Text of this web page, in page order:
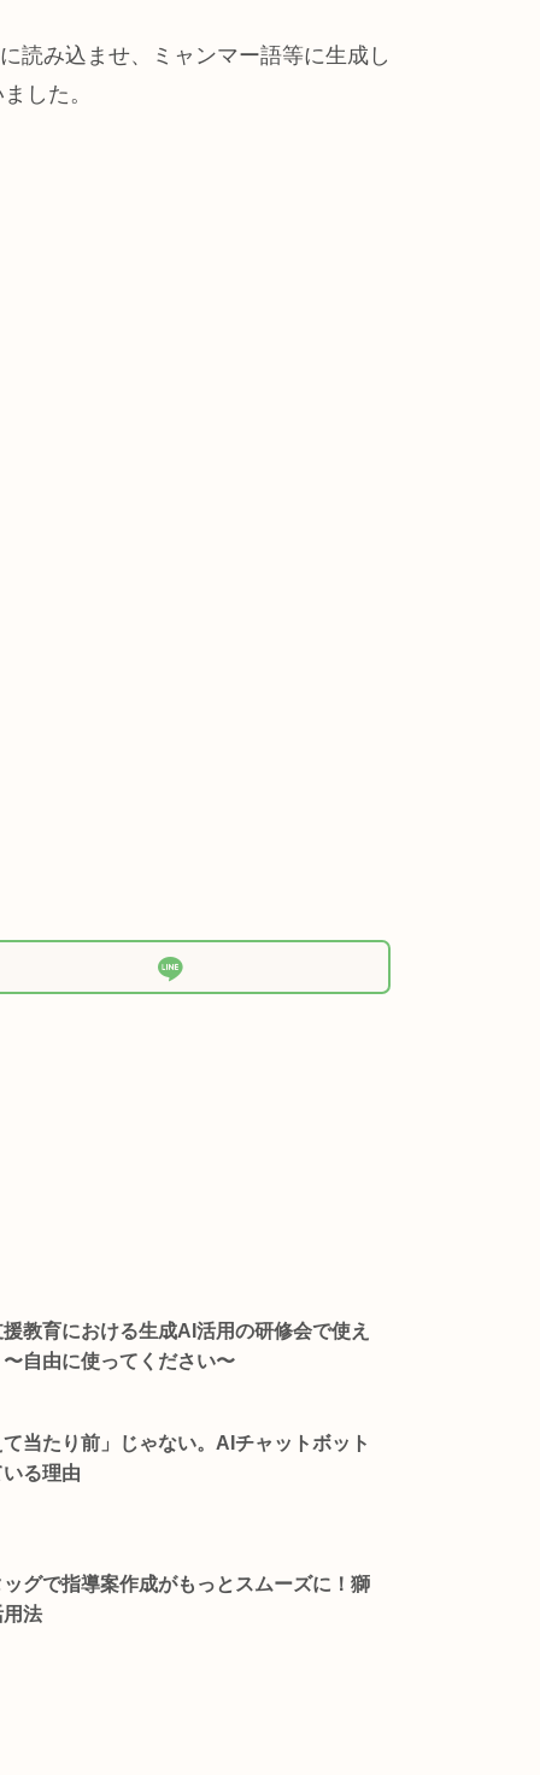
読み込ませ、ミャンマー語等に生成し
した。
教育における生成AI活用の研修会で使え
自由に使ってください〜
当たり前」じゃない。AIチャットボット
る理由
グで指導案作成がもっとスムーズに！獅
法